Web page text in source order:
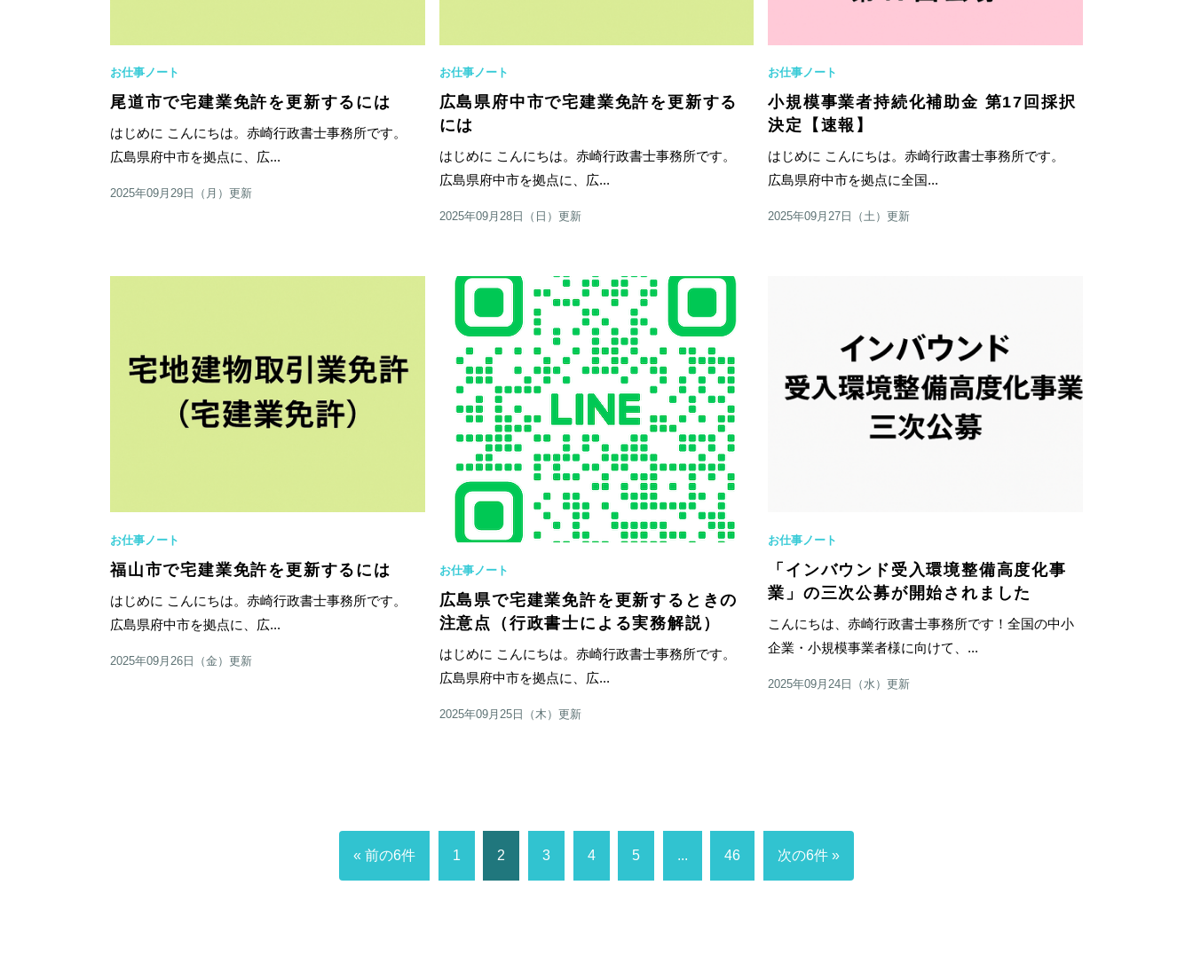
お仕事ノート
尾道市で宅建業免許を更新するには
はじめに こんにちは。赤崎行政書士事務所です。
広島県府中市を拠点に、広...
2025年09月29日（月）更新
お仕事ノート
広島県府中市で宅建業免許を更新する
には
はじめに こんにちは。赤崎行政書士事務所です。
広島県府中市を拠点に、広...
2025年09月28日（日）更新
お仕事ノート
小規模事業者持続化補助金 第17回採択
決定【速報】
はじめに こんにちは。赤崎行政書士事務所です。
広島県府中市を拠点に全国...
2025年09月27日（土）更新
お仕事ノート
福山市で宅建業免許を更新するには
はじめに こんにちは。赤崎行政書士事務所です。
広島県府中市を拠点に、広...
2025年09月26日（金）更新
お仕事ノート
広島県で宅建業免許を更新するときの
注意点（行政書士による実務解説）
はじめに こんにちは。赤崎行政書士事務所です。
広島県府中市を拠点に、広...
2025年09月25日（木）更新
お仕事ノート
「インバウンド受入環境整備高度化事
業」の三次公募が開始されました
こんにちは、赤崎行政書士事務所です！全国の中小
企業・小規模事業者様に向けて、...
2025年09月24日（水）更新
« 前の6件 1 2 3 4 5 ... 46 次の6件 »